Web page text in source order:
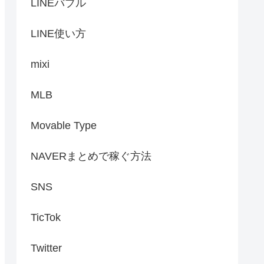
LINEバブル
LINE使い方
mixi
MLB
Movable Type
NAVERまとめで稼ぐ方法
SNS
TicTok
Twitter